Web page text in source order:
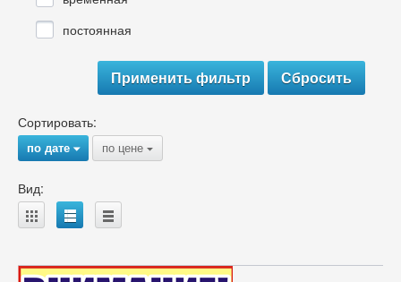
постоянная
Сортировать:
по дате{ по цене {
Вид:
A B C